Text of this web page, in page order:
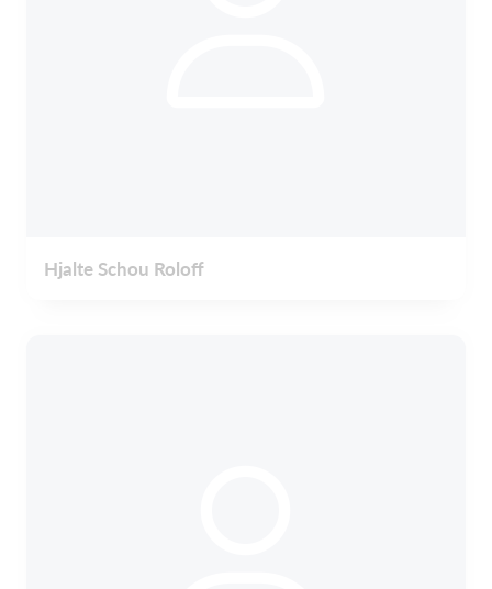
Hjalte Schou Roloff